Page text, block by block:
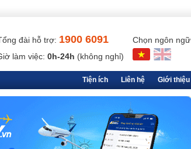
đài hỗ trợ: 1900 6091
làm việc: 0h-24h (không nghỉ)
Chọn ngôn ngữ
Giới thiệu
Liên hệ
Tiện ích